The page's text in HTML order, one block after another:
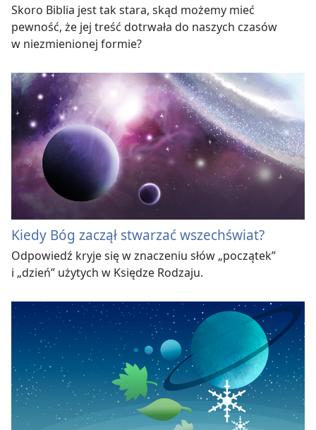
Skoro Biblia jest tak stara, skąd możemy mieć
pewność, że jej treść dotrwała do naszych czasów
w niezmienionej formie?
Kiedy Bóg zaczął stwarzać wszechświat?
Odpowiedź kryje się w znaczeniu słów „początek”
i „dzień” użytych w Księdze Rodzaju.